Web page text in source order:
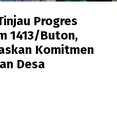
Progres
1413/Buton,
Komitmen
Desa